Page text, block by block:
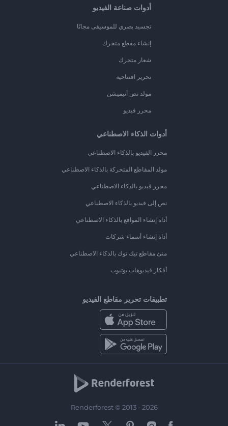
أدوات صناعة الفيديو
تجسيد بصري للموسيقى مجانًا
إنشاء مقطع متحرك
شعار متحرك
تحرير افتتاحية
مولد نص أنيميشن
محرر فيديو
أدوات الذكاء الاصطناعي
محرر الفيديو بالذكاء الاصطناعي
مولد المقاطع المتحركة بالذكاء الاصطناعي
محرر فيديو بالذكاء الاصطناعي
نص إلى فيديو بالذكاء الاصطناعي
أداة إنشاء المواقع بالذكاء الاصطناعي
أداة إنشاء أسماء شركات
منئ مقاطع تيك توك بالذكاء الاصطناعي
أفكار فيديوهات يوتيوب
تطبيقات تحرير مقاطع الفيديو
Renderforest © 2013 - 2026